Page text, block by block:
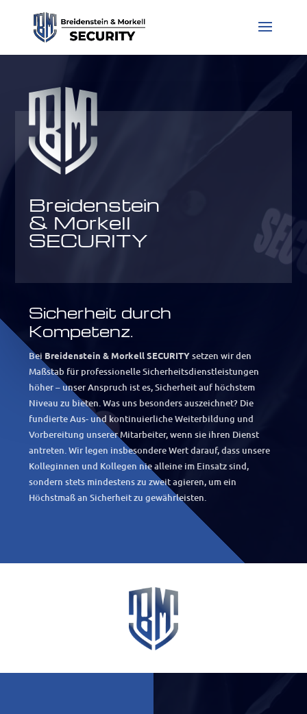
Breidenstein
& Morkell
SECURITY
Sicherheit durch
Kompetenz.
Bei Breidenstein & Morkell SECURITYsetzen wir den
Maßstab für professionelle Sicherheitsdienstleistungen
höher – unser Anspruch ist es, Sicherheit auf höchstem
Niveau zu bieten. Was uns besonders auszeichnet? Die
fundierte Aus- und kontinuierliche Weiterbildung und
Vorbereitung unserer Mitarbeiter, wenn sie ihren Dienst
antreten.Wir legen insbesondere Wert darauf, dass unsere
Kolleginnen und Kollegen nie alleine im Einsatz sind,
sondern stets mindestens zu zweit agieren, um ein
Höchstmaß an Sicherheit zu gewährleisten.